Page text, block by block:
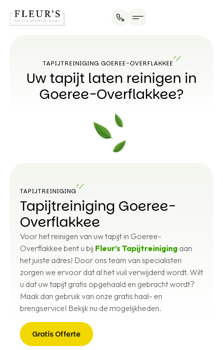
TAPIJTREINIGING GOEREE-OVERFLAKKEE
Uw tapijt laten reinigen in
Goeree-Overflakkee?
TAPIJTREINIGING
Tapijtreiniging Goeree-
Overflakkee
Voor het reinigen van uw tapijt in Goeree-
Overflakkee bent u bij Fleur’s Tapijtreiniging aan
het juiste adres! Door ons team van specialisten
zorgen we ervoor dat al het vuil verwijderd wordt. Wilt
u dat uw tapijt gratis opgehaald en gebracht wordt?
Maak dan gebruik van onze gratis haal- en
brengservice! Bekijk nu de mogelijkheden.
Gratis Offerte